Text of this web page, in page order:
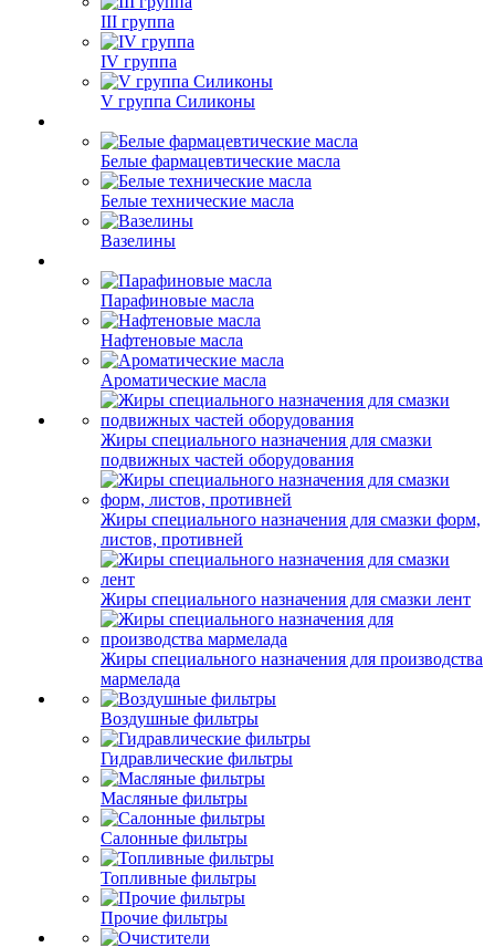
III группа
IV группа
V группа Силиконы
Белые фармацевтические масла
Белые технические масла
Вазелины
Парафиновые масла
Нафтеновые масла
Ароматические масла
Жиры специального назначения для смазки
подвижных частей оборудования
Жиры специального назначения для смазки форм,
листов, противней
Жиры специального назначения для смазки лент
Жиры специального назначения для производства
мармелада
Воздушные фильтры
Гидравлические фильтры
Масляные фильтры
Салонные фильтры
Топливные фильтры
Прочие фильтры